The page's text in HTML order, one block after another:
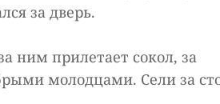
за дверь.
ним прилетает сокол, за
молодцами. Сели за